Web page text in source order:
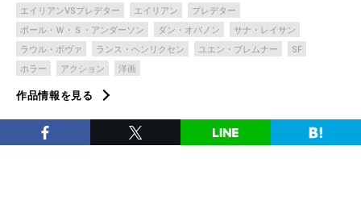
エイリアンVSプレデター エイリアン
プレデター
ポール・Ｗ・Ｓ・アンダーソン
ダン・オバノン
サナ・レイサン
ラウル・ボヴァ
ランス・ヘンリクセン ユエン・ブレムナー
SF
ホラー
アクション 洋画
作品情報を見る